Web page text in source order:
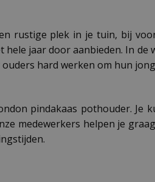
rustige plek in je tuin, bij
jaar door aanbieden. In
hard werken om hun
pindakaas pothouder. Je
medewerkers helpen je